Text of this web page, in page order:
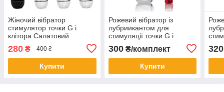
Жіночий вібратор
стимулятор точки G і
клітора Салатовий
280 ₴ 400 ₴
Купити
Рожевий вібратор із
лубриикантом для
стимуляції точки G і
300₴/комплект
Купити
320